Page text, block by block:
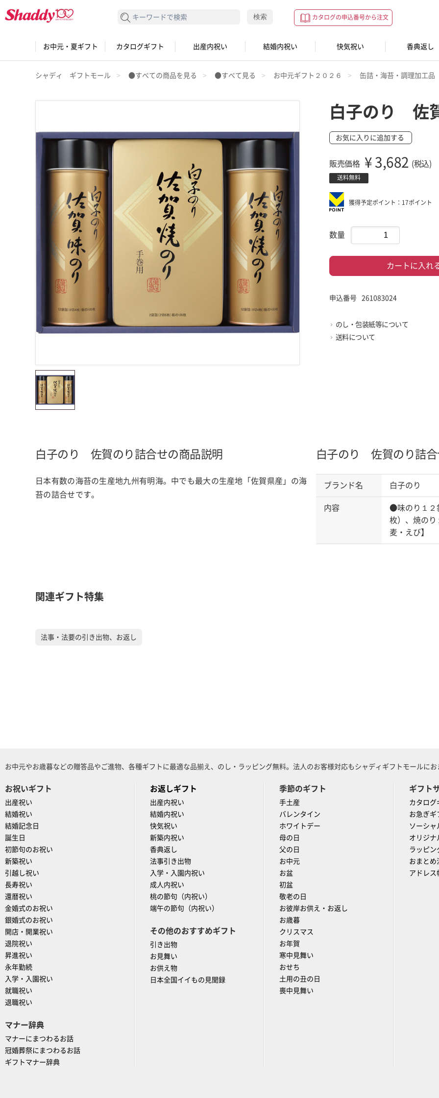
カタログの申込番号から注文
検索する 検索
お中元・夏ギフト カタログギフト 出産内祝い 結婚内祝い 快気祝い 香典返し
シャディ ギフトモール ●すべての商品を見る ●すべて見る お中元ギフト２０２６ 缶詰・海苔・調理加工品
白子のり 佐
お気に入りに追加する
販売価格 ¥ 3,682 (税込)
送料無料
獲得予定ポイント：17ポイント
数量
カートに入れ
申込番号 261083024
のし・包装紙等について
送料について
白子のり 佐賀のり詰合せの商品説明
日本有数の海苔の生産地九州有明海。中でも最大の生産地「佐賀県産」の海
苔の詰合せです。
白子のり 佐賀のり詰合
ブランド名 白子のり
内容
●味のり１２
枚）、焼の
麦・えび】
関連ギフト特集
法事・法要の引き出物、お返し
お中元やお歳暮などの贈答品やご進物、各種ギフトに最適な品揃え、のし・ラッピング無料。法人のお客様対応もシャディギフトモールに
お祝いギフト
出産祝い
結婚祝い
結婚記念日
誕生日
初節句のお祝い
新築祝い
引越し祝い
長寿祝い
還暦祝い
金婚式のお祝い
銀婚式のお祝い
開店・開業祝い
退院祝い
昇進祝い
永年勤続
入学・入園祝い
就職祝い
退職祝い
マナー辞典
マナーにまつわるお話
冠婚葬祭にまつわるお話
ギフトマナー辞典
お返しギフト
出産内祝い
結婚内祝い
快気祝い
新築内祝い
香典返し
法事引き出物
入学・入園内祝い
成人内祝い
桃の節句（内祝い）
端午の節句（内祝い）
その他のおすすめギフト
引き出物
お見舞い
お供え物
日本全国イイもの見聞録
季節のギフト
手土産
バレンタイン
ホワイトデー
母の日
父の日
お中元
お盆
初盆
敬老の日
お彼岸お供え・お返し
お歳暮
クリスマス
お年賀
寒中見舞い
おせち
土用の丑の日
喪中見舞い
ギフト
カタログ
お急ぎギ
ソーシャ
オリジナ
ラッピン
おまとめ
アドレス